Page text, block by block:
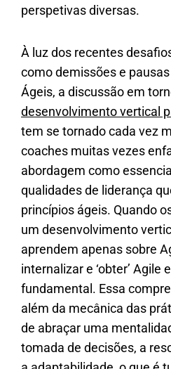
perspetivas diversas.
À luz dos recentes
como demissões e
Ágeis, a discussão em
desenvolvimento vertical
tem se tornado cada vez
coaches muitas vezes
abordagem como
qualidades de liderança
princípios ágeis. Quando
um desenvolvimento
aprendem apenas sobre
internalizar e ‘obter’ Agile
fundamental. Essa
além da mecânica das
de abraçar uma
tomada de decisões, a